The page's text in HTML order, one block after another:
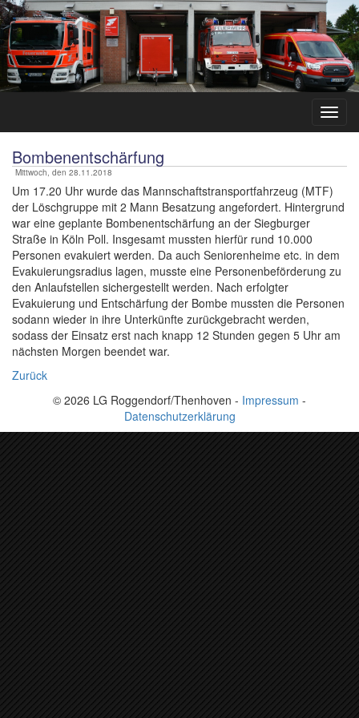
Bombenentschärfung
Mittwoch, den 28.11.2018
Um 17.20 Uhr wurde das Mannschaftstransportfahrzeug (MTF)
der Löschgruppe mit 2 Mann Besatzung angefordert. Hintergrund
war eine geplante Bombenentschärfung an der Siegburger
Straße in Köln Poll. Insgesamt mussten hierfür rund 10.000
Personen evakuiert werden. Da auch Seniorenheime etc. in dem
Evakuierungsradius lagen, musste eine Personenbeförderung zu
den Anlaufstellen sichergestellt werden. Nach erfolgter
Evakuierung und Entschärfung der Bombe mussten die Personen
sodann wieder in ihre Unterkünfte zurückgebracht werden,
sodass der Einsatz erst nach knapp 12 Stunden gegen 5 Uhr am
nächsten Morgen beendet war.
Zurück
© 2026 LG Roggendorf/Thenhoven - Impressum -
Datenschutzerklärung